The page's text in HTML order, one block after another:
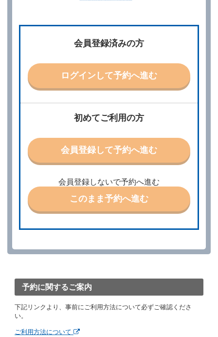
別に定める料金表等に同意のうえ、別に定める方法に
他の借受条件（以下「借受条件」といいます。）を明
示して予約の申込みを行うことができます。なお、当
社は、電話連絡並びに電子メールによる予約に応じま
責任を負わないものとします。
当社は、借受人から予約の申込みがあったときは、原
則として、当社の保有するレンタカーの範囲内で予約
特に認める場合を除き、別に定める予約申込金を支払
うものとします。
第３条（予約の変更）
借受人は、前条第１項の借受条件を変更しようとする
ときは、あらかじめ当社の承諾を受けなければならな
いものとします。
第４条（予約の取消し等）
ができます。
を１時間以上経過してもレンタカー貸渡契約（以下
約取消手数料を当社に支払うものとし、当社は、この
予約取消手数料の支払いがあったときは、受領済の予
約申込金を借受人に返還するものとします。
当社の都合により、予約が取り消されたとき、又は貸
約申込金を返還するものとします。
初めてご利用の方
会員登録して予約へ進む
会員登録しないで予約へ進む
このまま予約へ進む
会員登録済みの方
ログインして予約へ進む
予約に関するご案内
下記リンクより、事前にご利用方法について必ずご確認くださ
い。
ご利用方法について